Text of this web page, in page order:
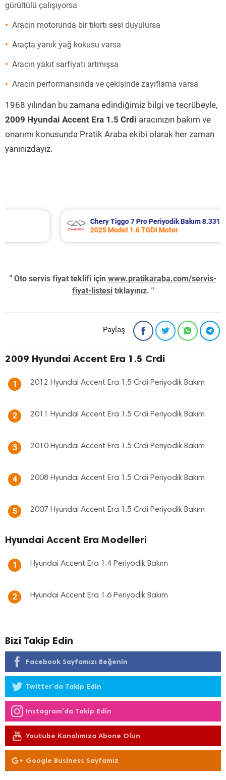
gürültülü çalışıyorsa
Aracın motorunda bir tıkırtı sesi duyulursa
Araçta yanık yağ kokusu varsa
Aracın yakıt sarfiyatı artmışsa
Aracın performansında ve çekişinde zayıflama varsa
1968 yılından bu zamana edindiğimiz bilgi ve tecrübeyle,
2009 Hyundai Accent Era 1.5 Crdi aracınızın bakım ve
onarımı konusunda Pratik Araba ekibi olarak her zaman
yanınızdayız.
Chery Tiggo 7 Pro Periyodik Bakım 8.331 TL
2025 Model 1.6 TGDI Motor
" Oto servis fiyat teklifi için www.pratikaraba.com/servis-
fiyat-listesi tıklayınız. "
Paylaş
2009 Hyundai Accent Era 1.5 Crdi
1 2012 Hyundai Accent Era 1.5 Crdi Periyodik Bakım
2 2011 Hyundai Accent Era 1.5 Crdi Periyodik Bakım
3 2010 Hyundai Accent Era 1.5 Crdi Periyodik Bakım
4 2008 Hyundai Accent Era 1.5 Crdi Periyodik Bakım
5 2007 Hyundai Accent Era 1.5 Crdi Periyodik Bakım
Hyundai Accent Era Modelleri
1 Hyundai Accent Era 1.4 Periyodik Bakım
2 Hyundai Accent Era 1.6 Periyodik Bakım
Bizi Takip Edin
Facebook Sayfamızı Beğenin
Twitter'da Takip Edin
Instagram'da Takip Edin
Youtube Kanalımıza Abone Olun
Google Business Sayfamız